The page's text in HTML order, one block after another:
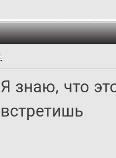
Я знаю, что
встретишь